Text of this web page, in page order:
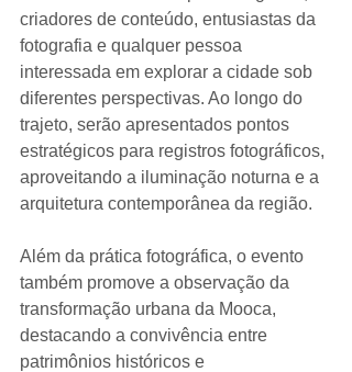
criadores de conteúdo, entusiastas da
fotografia e qualquer pessoa
interessada em explorar a cidade sob
diferentes perspectivas. Ao longo do
trajeto, serão apresentados pontos
estratégicos para registros fotográficos,
aproveitando a iluminação noturna e a
arquitetura contemporânea da região.
Além da prática fotográfica, o evento
também promove a observação da
transformação urbana da Mooca,
destacando a convivência entre
patrimônios históricos e